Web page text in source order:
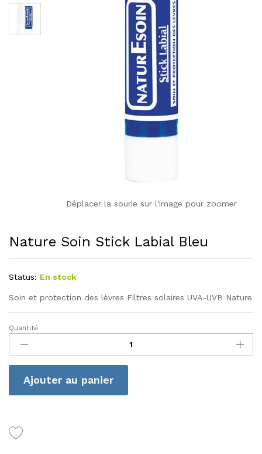
Déplacer la sourie sur l'image pour zoomer
Nature Soin Stick Labial Bleu
Status: En stock
Soin et protection des lèvres Filtres solaires UVA-UVB Nature
Nature
Soin
Stick
Labial
Bleu
quantité
Quantité
Ajouter au panier